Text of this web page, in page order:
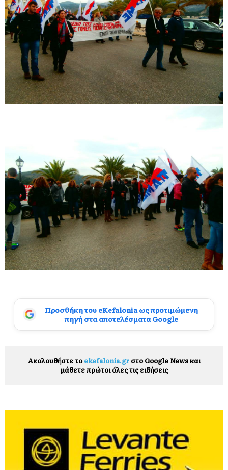
Προσθήκη του eKefalonia ως προτιμώμενη
πηγή στα αποτελέσματα Google
Ακολουθήστε το ekefalonia.grστο Google News και
μάθετε πρώτοι όλες τις ειδήσεις